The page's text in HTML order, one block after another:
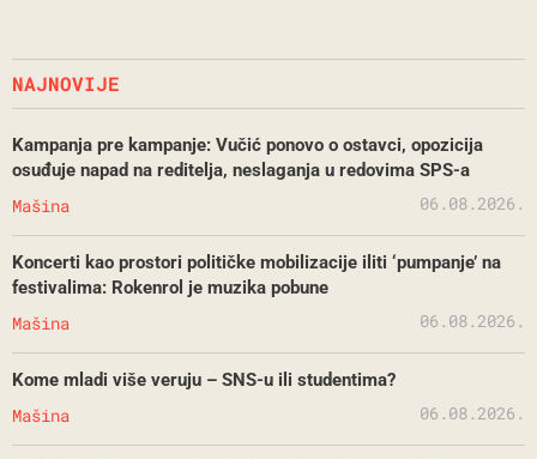
NAJNOVIJE
Kampanja pre kampanje: Vučić ponovo o ostavci, opozicija
osuđuje napad na reditelja, neslaganja u redovima SPS-a
Mašina 06.08.2026.
Koncerti kao prostori političke mobilizacije iliti ‘pumpanje’ na
festivalima: Rokenrol je muzika pobune
Mašina 06.08.2026.
Kome mladi više veruju – SNS-u ili studentima?
Mašina 06.08.2026.